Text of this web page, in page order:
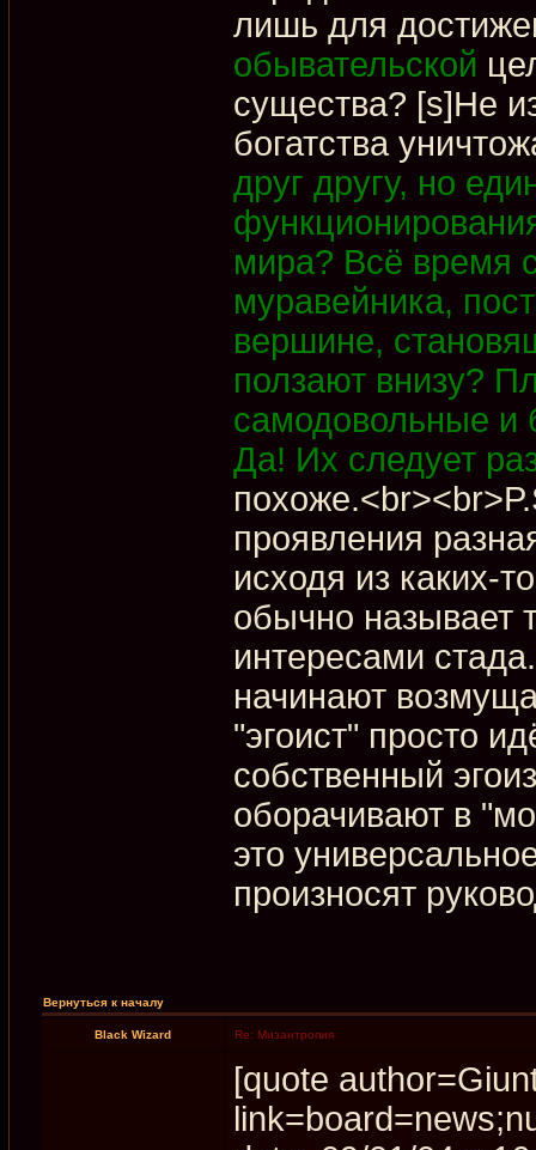
лишь для
обывательской
существа? [s]Не
богатства
друг другу, но
мира? Всё время
муравейника,
вершине,
ползают внизу?
самодовольные и
Да! Их следует
проявления
исходя из каких-
обычно называет
интересами
начинают
"эгоист" просто
собственный
оборачивают в
это
произносят
Вернуться к началу
Black Wizard Re: Мизантропия
[quote